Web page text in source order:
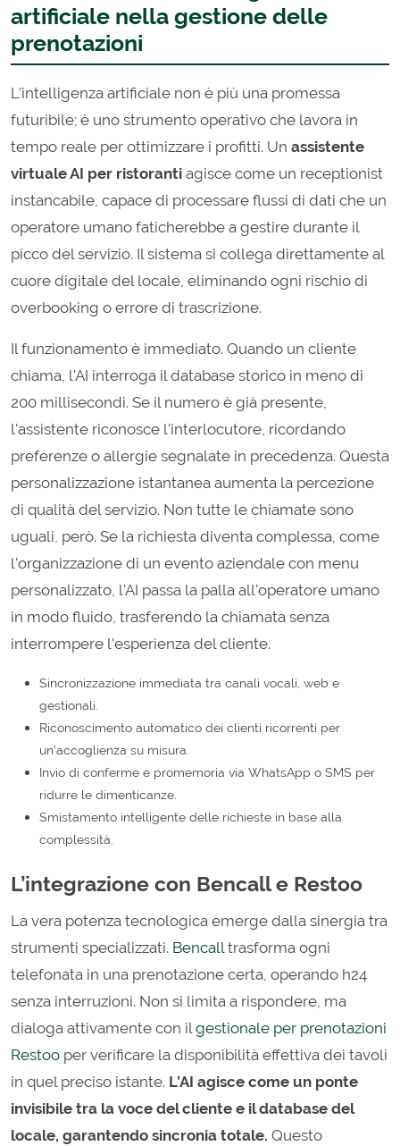
artificiale nella gestione delle
prenotazioni
L’intelligenza artificiale non è più una promessa
futuribile; è uno strumento operativo che lavora in
tempo reale per ottimizzare i profitti. Un assistente
virtuale AI per ristoranti agisce come un receptionist
instancabile, capace di processare flussi di dati che un
operatore umano faticherebbe a gestire durante il
picco del servizio. Il sistema si collega direttamente al
cuore digitale del locale, eliminando ogni rischio di
overbooking o errore di trascrizione.
Il funzionamento è immediato. Quando un cliente
chiama, l'AI interroga il database storico in meno di
200 millisecondi. Se il numero è già presente,
l'assistente riconosce l'interlocutore, ricordando
preferenze o allergie segnalate in precedenza. Questa
personalizzazione istantanea aumenta la percezione
di qualità del servizio. Non tutte le chiamate sono
uguali, però. Se la richiesta diventa complessa, come
l'organizzazione di un evento aziendale con menu
personalizzato, l'AI passa la palla all'operatore umano
in modo fluido, trasferendo la chiamata senza
interrompere l'esperienza del cliente.
Sincronizzazione immediata tra canali vocali, web e
gestionali.
Riconoscimento automatico dei clienti ricorrenti per
un'accoglienza su misura.
Invio di conferme e promemoria via WhatsApp o SMS per
ridurre le dimenticanze.
Smistamento intelligente delle richieste in base alla
complessità.
L’integrazione con Bencall e Restoo
La vera potenza tecnologica emerge dalla sinergia tra
strumenti specializzati. Bencalltrasforma ogni
telefonata in una prenotazione certa, operando h24
senza interruzioni. Non si limita a rispondere, ma
dialoga attivamente con ilgestionale per prenotazioni
Restoo per verificare la disponibilità effettiva dei tavoli
in quel preciso istante. L’AI agisce come un ponte
invisibile tra la voce del cliente e il database del
locale, garantendo sincronia totale. Questo